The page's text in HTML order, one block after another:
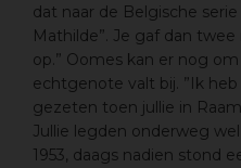
dat naar de Belgische serie
Mathilde”. Je gaf dan
op.” Oomes kan er nog
echtgenote valt bij. ”Ik
gezeten toen jullie in
Jullie legden onderweg
1953, daags nadien stond